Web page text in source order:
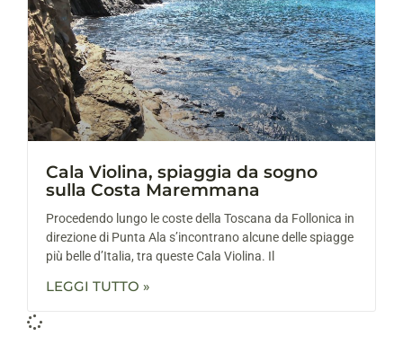
Cala Violina, spiaggia da sogno
sulla Costa Maremmana
Procedendo lungo le coste della Toscana da Follonica in
direzione di Punta Ala s’incontrano alcune delle spiagge
più belle d’Italia, tra queste Cala Violina. Il
LEGGI TUTTO »